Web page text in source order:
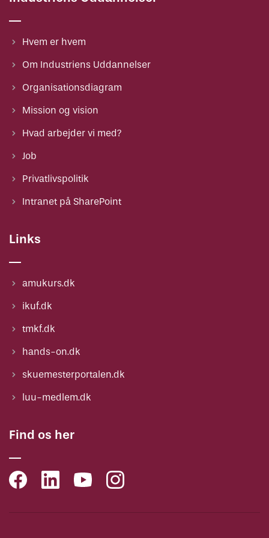
kurser. Brug søgefeltet eller klik på den relevante
Gå til amukurs.dk
Hvem er hvem
Om Industriens Uddannelser
Organisationsdiagram
Mission og vision
Hvad arbejder vi med?
Job
Privatlivspolitik
Intranet på SharePoint
Links
amukurs.dk
ikuf.dk
tmkf.dk
hands-on.dk
skuemesterportalen.dk
luu-medlem.dk
Find os her